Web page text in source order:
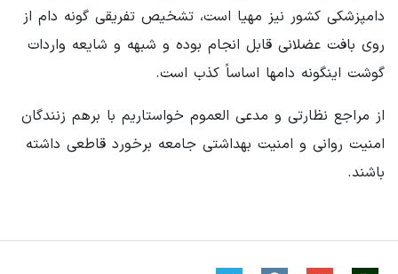
دامپزشکی کشور نیز مهیا است، تشخیص تفریقی گونه دام از
روی بافت عضلانی قابل انجام بوده و شبهه و شایعه واردات
گوشت اینگونه دامها اساساً کذب است.
از مراجع نظارتی و مدعی العموم خواستاریم با برهم زنندگان
امنیت روانی و امنیت بهداشتی جامعه برخورد قاطعی داشته
باشند.